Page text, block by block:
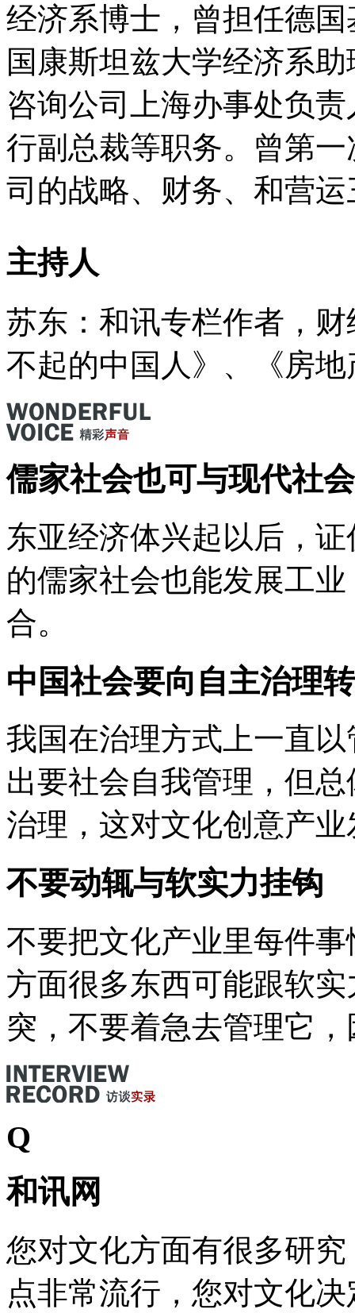
经济系博士，曾担任德
国康斯坦兹大学经济系
咨询公司上海办事处负
行副总裁等职务。曾第
司的战略、财务、和营
主持人
苏东：和讯专栏作者，
不起的中国人》、《房
儒家社会也可与现代社
东亚经济体兴起以后，
的儒家社会也能发展工
合。
中国社会要向自主治理
我国在治理方式上一直
出要社会自我管理，但
治理，这对文化创意产
不要动辄与软实力挂钩
不要把文化产业里每件
方面很多东西可能跟软
突，不要着急去管理它
Q
和讯网
您对文化方面有很多研
点非常流行，您对文化